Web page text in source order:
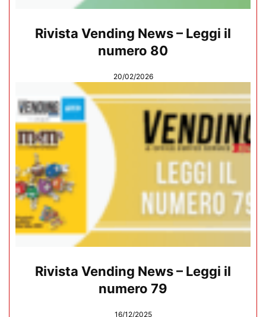
Rivista Vending News – Leggi il
numero 80
20/02/2026
Rivista Vending News – Leggi il
numero 79
16/12/2025